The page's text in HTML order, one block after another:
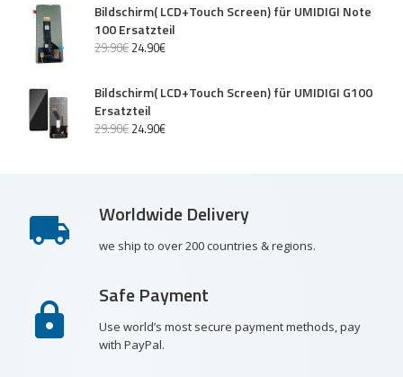
Bildschirm( LCD+Touch Screen) für UMIDIGI Note
100 Ersatzteil
29.90€ 24.90€
Bildschirm( LCD+Touch Screen) für UMIDIGI G100
Ersatzteil
29.90€ 24.90€
Worldwide Delivery
we ship to over 200 countries & regions.
Safe Payment
Use world’s most secure payment methods, pay
with PayPal.